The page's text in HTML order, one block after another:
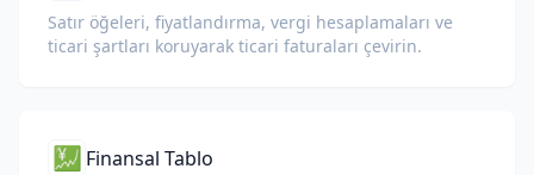
Satır öğeleri, fiyatlandırma, vergi hesaplamaları ve
ticari şartları koruyarak ticari faturaları çevirin.
💹 Finansal Tablo